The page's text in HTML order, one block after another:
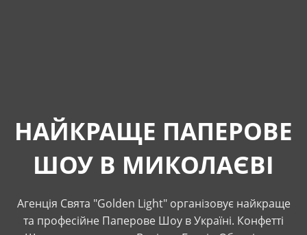
НАЙКРАЩЕ ПАПЕРОВЕ
ШОУ В МИКОЛАЄВІ
Агенція Свята "Golden Light" організовує найкраще
та професійне Паперове Шоу в Україні. Конфетті